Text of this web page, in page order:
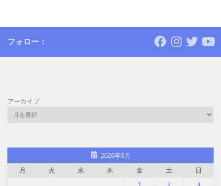
フォロー：
アーカイブ
2026年5月
月
火 水 木 金 土
日
1
2
3